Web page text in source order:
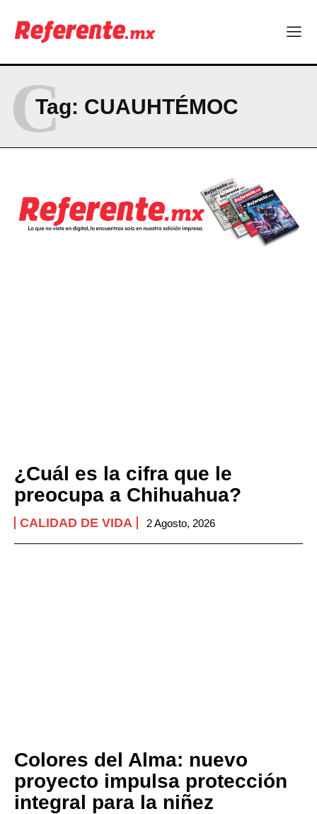
Tag: CUAUHTÉMOC
C
¿Cuál es la cifra que le
preocupa a Chihuahua?
CALIDAD DE VIDA 2 Agosto, 2026
Colores del Alma: nuevo
proyecto impulsa protección
integral para la niñez